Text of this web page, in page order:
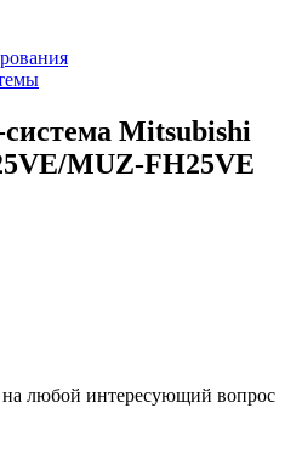
Mitsubishi
MUZ-FH25VE
любой интересующий вопрос